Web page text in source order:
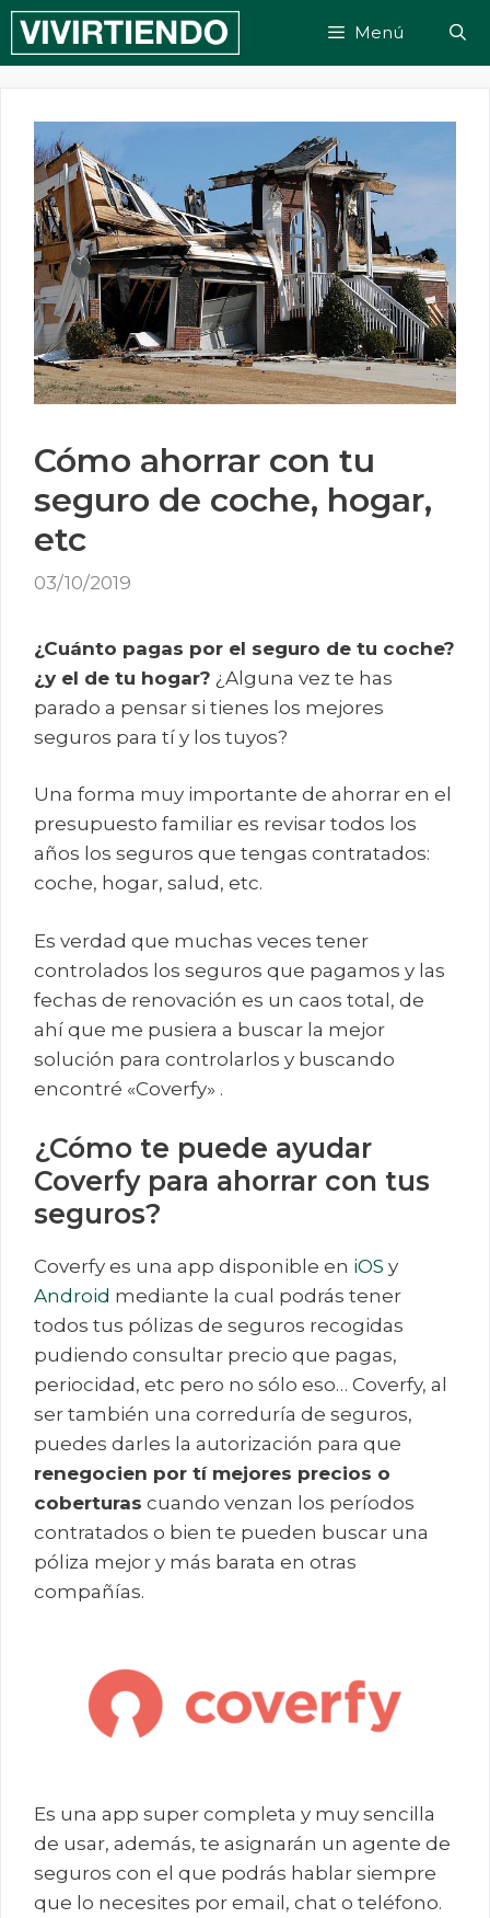
Saltar
contenido
Menú
Cómo ahorrar con tu
seguro de coche, hogar,
etc
03/10/2019
¿Cuánto pagas por el seguro de tu coche?
¿y el de tu hogar? ¿Alguna vez te has
parado a pensar si tienes los mejores
seguros para tí y los tuyos?
Una forma muy importante de ahorrar en el
presupuesto familiar es revisar todos los
años los seguros que tengas contratados:
coche, hogar, salud, etc.
Es verdad que muchas veces tener
controlados los seguros que pagamos y las
fechas de renovación es un caos total, de
ahí que me pusiera a buscar la mejor
solución para controlarlos y buscando
encontré «Coverfy» .
¿Cómo te puede ayudar
Coverfy para ahorrar con tus
seguros?
Coverfy es una app disponible en iOS y
Android mediante la cual podrás tener
todos tus pólizas de seguros recogidas
pudiendo consultar precio que pagas,
periocidad, etc pero no sólo eso… Coverfy, al
ser también una correduría de seguros,
puedes darles la autorización para que
renegocien por tí mejores precios o
coberturas cuando venzan los períodos
contratados o bien te pueden buscar una
póliza mejor y más barata en otras
compañías.
Es una app super completa y muy sencilla
de usar, además, te asignarán un agente de
seguros con el que podrás hablar siempre
que lo necesites por email, chat o teléfono.